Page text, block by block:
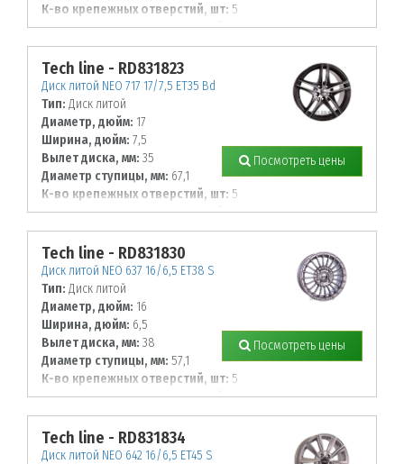
К-во крепежных отверстий, шт: 5
Диаметр располож. отверстий, мм:
114,3
Tech line - RD831823
Диск литой NEO 717 17/7,5 ET35 Bd
Тип: Диск литой
Диаметр, дюйм: 17
Ширина, дюйм: 7,5
Вылет диска, мм: 35
Диаметр ступицы, мм: 67,1
К-во крепежных отверстий, шт: 5
Диаметр располож. отверстий, мм:
114,3
Посмотреть цены
Tech line - RD831830
Диск литой NEO 637 16/6,5 ET38 S
Тип: Диск литой
Диаметр, дюйм: 16
Ширина, дюйм: 6,5
Вылет диска, мм: 38
Диаметр ступицы, мм: 57,1
К-во крепежных отверстий, шт: 5
Диаметр располож. отверстий, мм:
112
Посмотреть цены
Tech line - RD831834
Диск литой NEO 642 16/6,5 ET45 S